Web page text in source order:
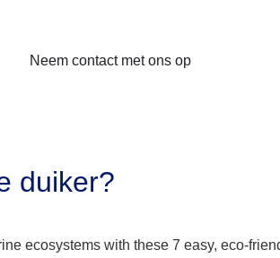
Neem contact met ons op
duiker?
ecosystems with these 7 easy, eco-